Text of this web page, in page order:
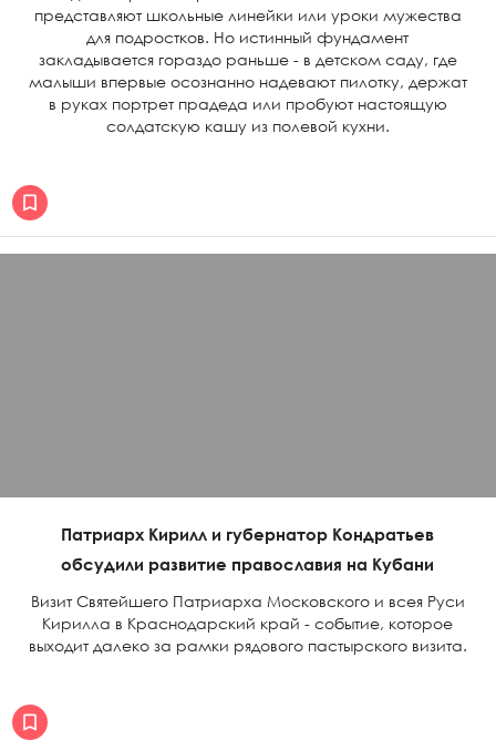
представляют школьные линейки или уроки мужества
для подростков. Но истинный фундамент
закладывается гораздо раньше - в детском саду, где
малыши впервые осознанно надевают пилотку, держат
в руках портрет прадеда или пробуют настоящую
солдатскую кашу из полевой кухни.
Патриарх Кирилл и губернатор Кондратьев
обсудили развитие православия на Кубани
Визит Святейшего Патриарха Московского и всея Руси
Кирилла в Краснодарский край - событие, которое
выходит далеко за рамки рядового пастырского визита.